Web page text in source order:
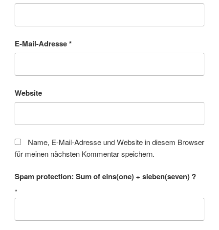
E-Mail-Adresse*
Website
Name, E-Mail-Adresse und Website in diesem Browser
für meinen nächsten Kommentar speichern.
Spam protection: Sum of eins(one) + sieben(seven) ?
*